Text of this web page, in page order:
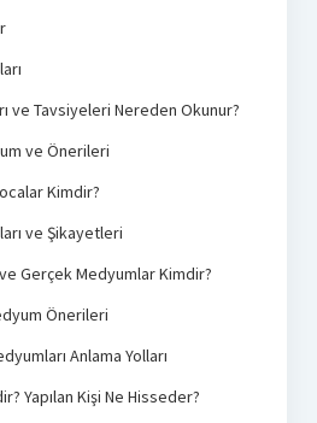
ve Tavsiyeleri Nereden Okunur?
ve Önerileri
Kimdir?
ve Şikayetleri
Gerçek Medyumlar Kimdir?
Önerileri
Anlama Yolları
Yapılan Kişi Ne Hisseder?